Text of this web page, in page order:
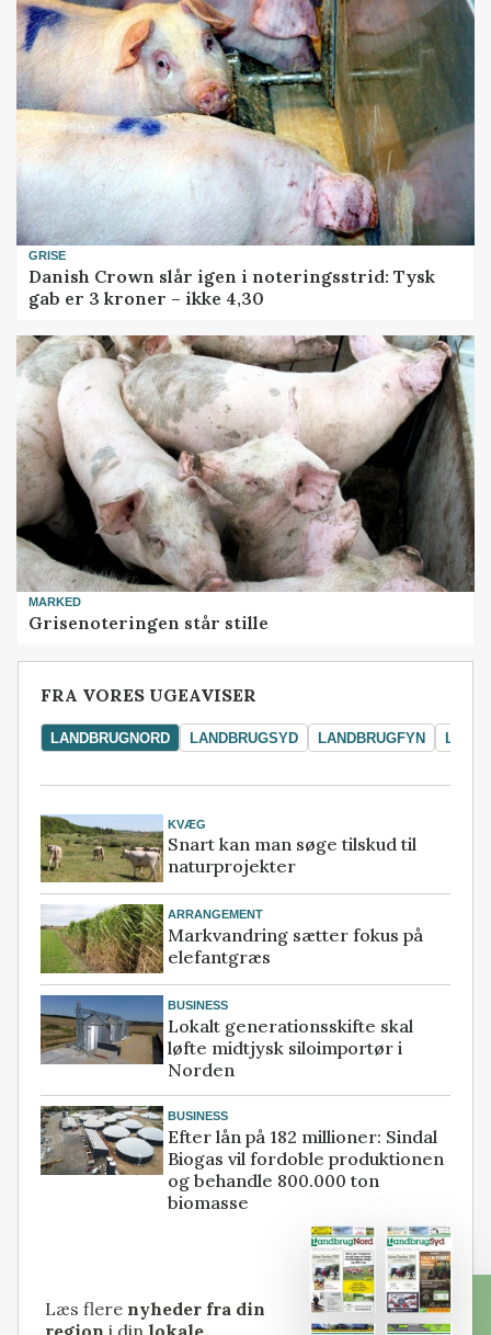
GRISE
Danish Crown slår igen i noteringsstrid: Tysk
gab er 3 kroner – ikke 4,30
MARKED
Grisenoteringen står stille
FRA VORES UGEAVISER
LANDBRUGNORD LANDBRUGSYD LANDBRUGFYN
KVÆG
Snart kan man søge tilskud til
naturprojekter
ARRANGEMENT
Markvandring sætter fokus på
elefantgræs
BUSINESS
Lokalt generationsskifte skal
løfte midtjysk siloimportør i
Norden
BUSINESS
Efter lån på 182 millioner: Sindal
Biogas vil fordoble produktionen
og behandle 800.000 ton
biomasse
Læs flere nyheder fra din
region i dinlokale